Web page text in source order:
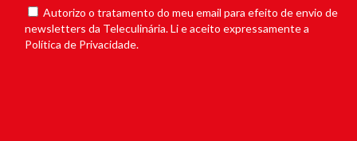
Autorizo o tratamento do meu email para efeito de envio de
newsletters da Teleculinária. Li e aceito expressamente a
Política de Privacidade.